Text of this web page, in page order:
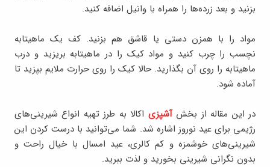
بزنید و بعد زرده‌ها را همراه با وانیل اضافه کنید.
مواد را با همزن دستی یا قاشق هم بزنید. کف یک ماهیتابه
نچسب را چرب کنید و مواد کیک را در ماهیتابه بریزید و درب
ماهیتابه را روی آن بگذارید. حالا کیک را روی حرارت ملایم بپزید تا
آماده شود.
در این مقاله از بخشآشپزی اکالا به طرز تهیه انواع شیرینی‌های
رژیمی برای عید نوروز اشاره شد. شما می‌توانید با درست کردن این
شیرینی‌های خوشمزه و کم کالری، عید امسال با خیال راحت و
بدون نگرانی شیرینی بخورید و لذت ببرید.